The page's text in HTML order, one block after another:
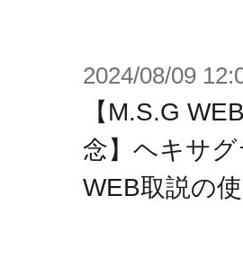
×2 ※連結可能
×2 ※連結可能
ント ×4
2024/08/09
【M.S.G
念】ヘキサ
WEB取説の